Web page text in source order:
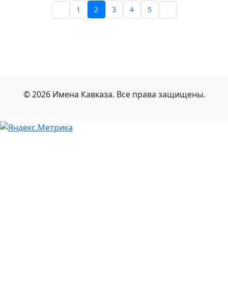
1 2 3 4 5
© 2026 Имена Кавказа. Все права защищены.